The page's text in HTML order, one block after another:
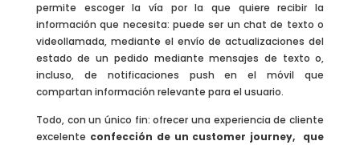
permite escoger la vía por la que quiere recibir la
información que necesita: puede ser un chat de texto o
videollamada, mediante el envío de actualizaciones del
estado de un pedido mediante mensajes de texto o,
incluso, de notificaciones push en el móvil que
compartan información relevante para el usuario.
Todo, con un único fin: ofrecer una experiencia de cliente
excelente confección de un customer journey, que